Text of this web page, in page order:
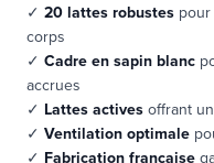
✓ 20 lattes robustes
corps
✓ Cadre en sapin blanc
accrues
✓ Lattes activesoffrant
✓ Ventilation optimale
✓ Fabrication française